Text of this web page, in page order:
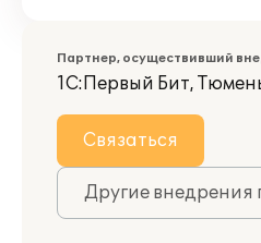
Партнер, осуществивший
1С:Первый Бит,
Связаться
Другие внедрения